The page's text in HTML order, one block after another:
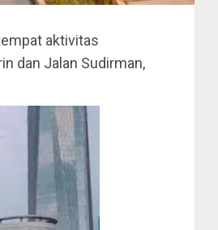
aktivitas
dan Jalan Sudirman,